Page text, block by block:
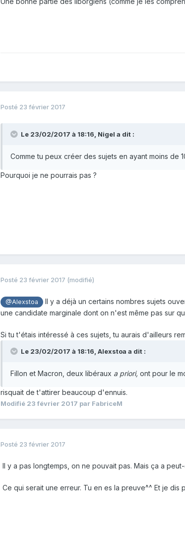
Posté 23 février 2017
Le 23/02/2017 à 18:16, Nigel a dit :
Comme tu peux créer des sujets en ayant moins de
Pourquoi je ne pourrais pas ?
Posté 23 février 2017 (modifié)
@Alexstoa
Il y a déjà un certains nombres sujets
une candidate marginale dont on n'est même pas sur
Si tu t'étais intéressé à ces sujets, tu aurais d'ailleurs
Le 23/02/2017 à 18:16, Alexstoa a dit :
Fillon et Macron, deux libéraux a priori, ont pour le
risquait de t'attirer beaucoup d'ennuis.
Modifié 23 février 2017 par FabriceM
Posté 23 février 2017
Il y a pas longtemps, on ne pouvait pas. Mais ça a
Ce qui serait une erreur. Tu en es la preuve^^ Et je dis